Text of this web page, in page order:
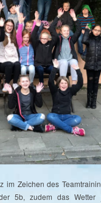
im Zeichen des
5b, zudem das Wetter